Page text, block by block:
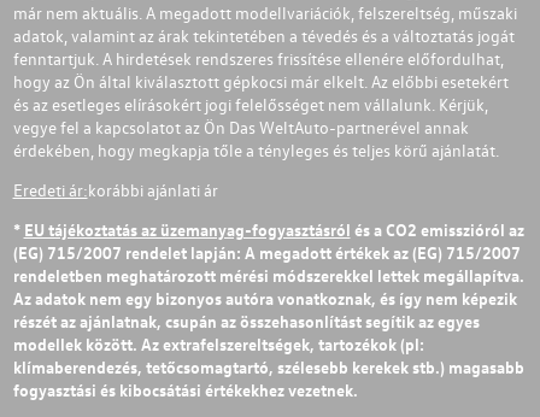
már nem aktuális. A megadott modellvariációk, felszereltség, műszaki
adatok, valamint az árak tekintetében a tévedés és a változtatás jogát
fenntartjuk. A hirdetések rendszeres frissítése ellenére előfordulhat,
hogy az Ön által kiválasztott gépkocsi már elkelt. Az előbbi esetekért
és az esetleges elírásokért jogi felelősséget nem vállalunk. Kérjük,
vegye fel a kapcsolatot az Ön Das WeltAuto-partnerével annak
érdekében, hogy megkapja tőle a tényleges és teljes körű ajánlatát.
Eredeti ár:korábbi ajánlati ár
* EU tájékoztatás az üzemanyag-fogyasztásról és a CO2 emisszióról az
(EG) 715/2007 rendelet lapján: A megadott értékek az (EG) 715/2007
rendeletben meghatározott mérési módszerekkel lettek megállapítva.
Az adatok nem egy bizonyos autóra vonatkoznak, és így nem képezik
részét az ajánlatnak, csupán az összehasonlítást segítik az egyes
modellek között. Az extrafelszereltségek, tartozékok (pl:
klímaberendezés, tetőcsomagtartó, szélesebb kerekek stb.) magasabb
fogyasztási és kibocsátási értékekhez vezetnek.